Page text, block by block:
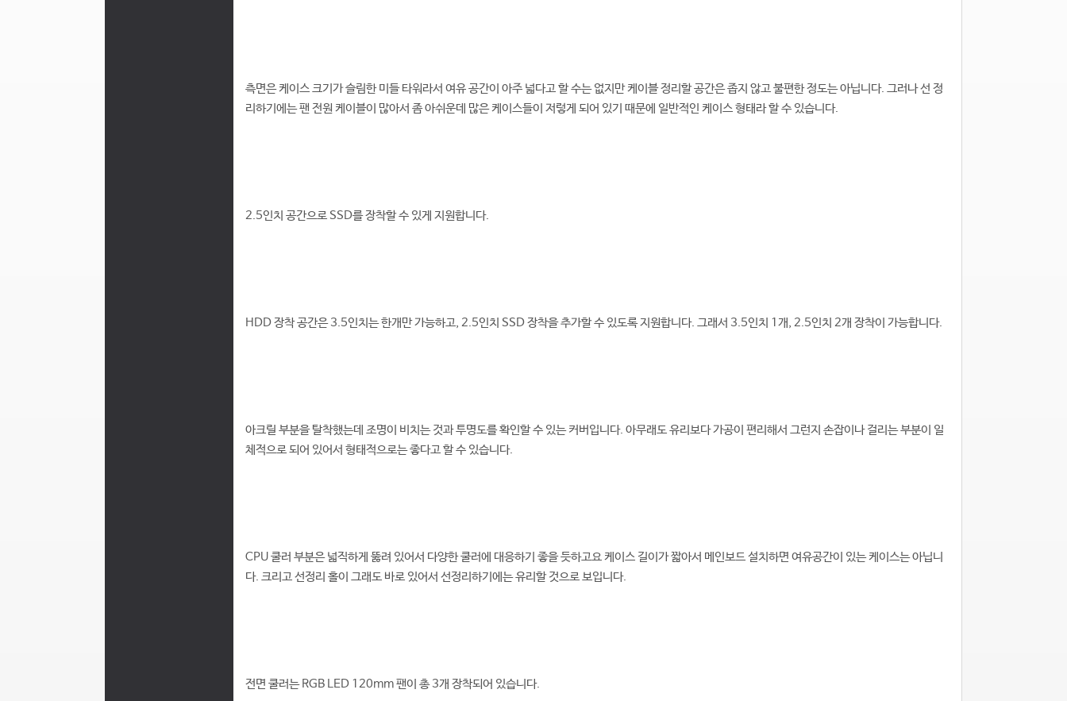
측면은 케이스 크기가 슬림한 미들 타워라서 여유 공간이 아주 넓다고 할 수는 없지만 케이블 정리할 공간은 좁지 않고 불편한 정도는 아닙니다. 그러나 선 정
리하기에는 팬 전원 케이블이 많아서 좀 아쉬운데 많은 케이스들이 저렇게 되어 있기 때문에 일반적인 케이스 형태라 할 수 있습니다.
2.5인치 공간으로 SSD를 장착할 수 있게 지원합니다.
HDD 장착 공간은 3.5인치는 한개만 가능하고, 2.5인치 SSD 장착을 추가할 수 있도록 지원합니다. 그래서 3.5인치 1개, 2.5인치 2개 장착이 가능합니다.
아크릴 부분을 탈착했는데 조명이 비치는 것과 투명도를 확인할 수 있는 커버입니다. 아무래도 유리보다 가공이 편리해서 그런지 손잡이나 걸리는 부분이 일
체적으로 되어 있어서 형태적으로는 좋다고 할 수 있습니다.
CPU 쿨러 부분은 넓직하게 뚫려 있어서 다양한 쿨러에 대응하기 좋을 듯하고요 케이스 길이가 짧아서 메인보드 설치하면 여유공간이 있는 케이스는 아닙니
다. 크리고 선정리 홀이 그래도 바로 있어서 선정리하기에는 유리할 것으로 보입니다.
전면 쿨러는 RGB LED 120mm 팬이 총 3개 장착되어 있습니다.